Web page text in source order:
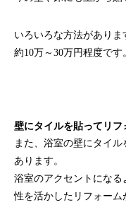
いろいろな方法があり
約10万～30万円程度です
壁にタイルを貼ってリフ
また、浴室の壁にタイ
あります。
浴室のアクセントにな
性を活かしたリフォーム